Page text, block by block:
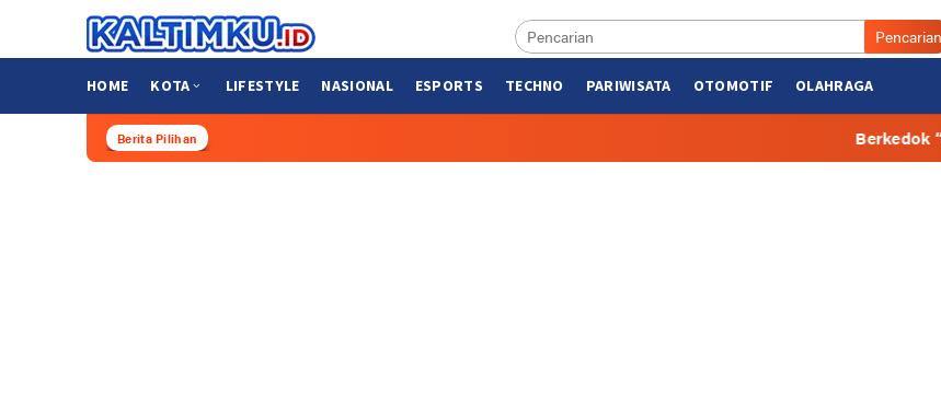
konten
Pencarian
HOME KOTA LIFESTYLE NASIONAL ESPORTS TECHNO PARIWISATA OTOMOTIF OLAHRAGA
Berita Pilihan Berkedok “Cafe”,